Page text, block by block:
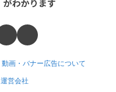
動画・バナー広告について
運営会社